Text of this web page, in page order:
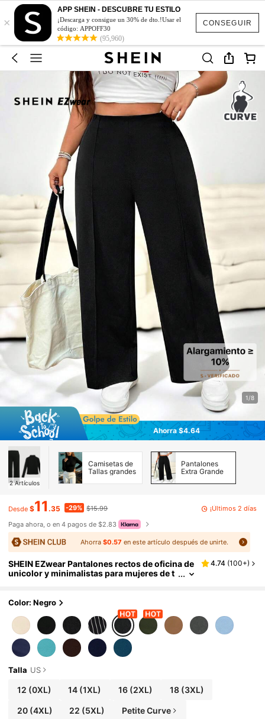
CONSEGUIR
×
APP SHEIN - DESCUBRE TU ESTILO
¡Descarga y consigue un 30% de dto.!Usar el
código: APPOFF30
(95,960)
1/8
Ahorra $4.64
2 Artículos
Camisetas de
Tallas grandes
Pantalones
Extra Grande
Desde $11 .35 -29% $15.99
¡Últimos 2 días
Paga ahora, o en 4 pagos de $2.83
Ahorra $0.57 en este artículo después de unirte.
SHEIN EZwear Pantalones rectos de oficina de
unicolor y minimalistas para mujeres de t
4.74 (100+)
Color: Negro
Talla US
12 (0XL) 14 (1XL) 16(2XL) 18(3XL)
20(4XL) 22 (5XL) Petite Curve